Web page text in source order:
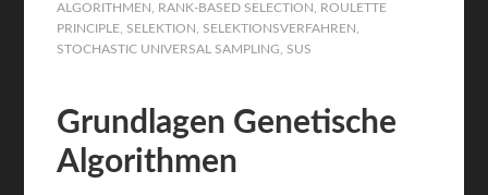
ALGORITHMEN , RANK-BASED SELECTION , ROULETTE
PRINCIPLE, SELEKTION , SELEKTIONSVERFAHREN ,
STOCHASTIC UNIVERSAL SAMPLING, SUS
Grundlagen Genetische
Algorithmen